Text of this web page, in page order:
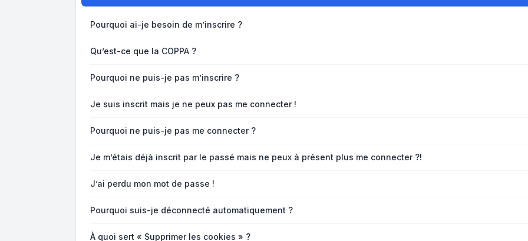
Pourquoi ai-je besoin de m’inscrire ?
Qu’est-ce que la COPPA ?
Pourquoi ne puis-je pas m’inscrire ?
Je suis inscrit mais je ne peux pas me connecter !
Pourquoi ne puis-je pas me connecter ?
Je m’étais déjà inscrit par le passé mais ne peux à présent plus me connecter ?!
J’ai perdu mon mot de passe !
Pourquoi suis-je déconnecté automatiquement ?
À quoi sert « Supprimer les cookies » ?